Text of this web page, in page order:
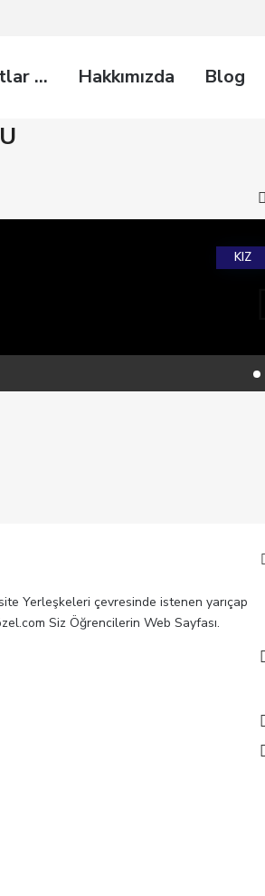
… Hakkımızda Blog
KIZ
Yerleşkeleri çevresinde istenen yarıçap
Siz Öğrencilerin Web Sayfası.